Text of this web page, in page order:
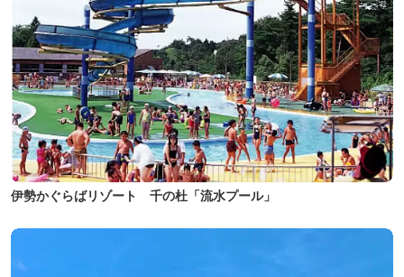
伊勢かぐらばリゾート 千の杜「流水プール」